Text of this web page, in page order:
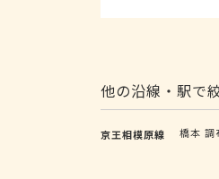
他の沿線・駅で
京王相模原線 橋本 調